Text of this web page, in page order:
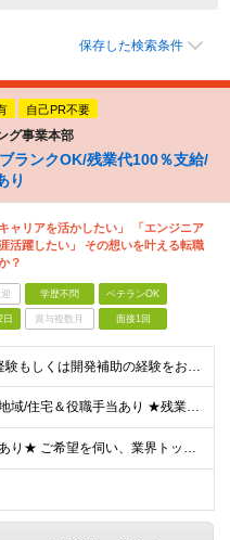
保存した検索条件
自己PR不要
グ事業本部
ランクOK/残業代100％支給/
り
キャリアを活かしたい」 「エンジニア
活躍したい」 その想いを叶える転職
？
学歴不問 ベテランOK
日 賞与複数月 面接1回
■何らかの開発経験もしくは開発補助の経験をお持ちの方 ■学歴不問 ★ブランクのある方、地方在住の方も大歓迎です！
★通勤＆就業＆地域/住宅＆役職手当あり ★残業代は全額支給 ★選べる給与制度あり！ ★東京・神奈川・千葉・埼玉勤務の場合 月給23.5万円～55万円＋諸手当 （残業代は全額支給） (20,000円の
★リモート実績あり★ ご希望を伺い、業界トップクラス約7,000件の取引事業所数、90,000件以上のプロジェクトから検討をいたします。 全国の取引先での就業となります（沖縄を除く） ※勤務地